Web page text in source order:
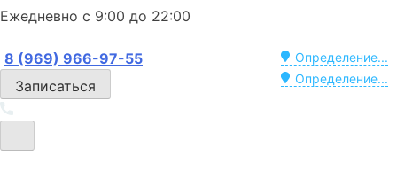
Ежедневно с 9:00 до 22:00
Определение...
8 (969) 966-97-55
Определение...
Записаться